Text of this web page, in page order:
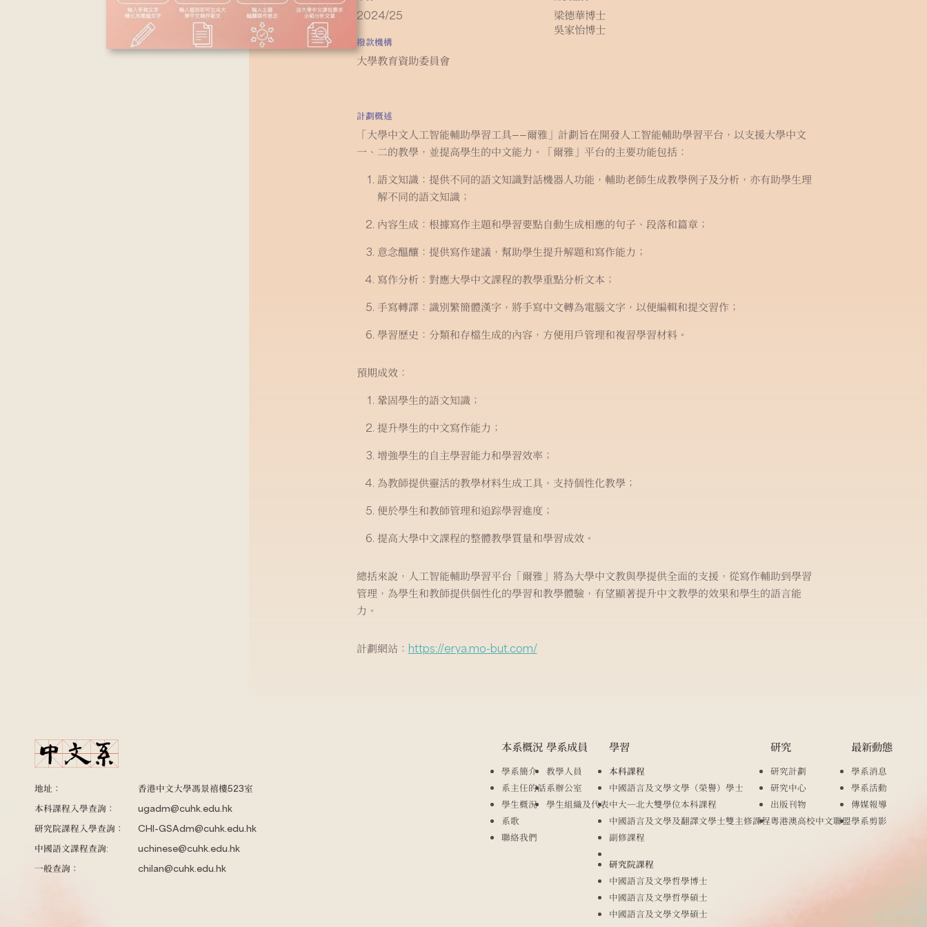
2024/25
梁德華博士
吳家怡博士
撥款機構
大學教育資助委員會
計劃概述
「大學中文人工智能輔助學習工具——爾雅」計劃旨在開發人工智能輔助學習平台，以支援大學中文
一、二的教學，並提高學生的中文能力。「爾雅」平台的主要功能包括：
語文知識：提供不同的語文知識對話機器人功能，輔助老師生成教學例子及分析，亦有助學生理
解不同的語文知識；
內容生成：根據寫作主題和學習要點自動生成相應的句子、段落和篇章；
意念醞釀：提供寫作建議，幫助學生提升解題和寫作能力；
寫作分析：對應大學中文課程的教學重點分析文本；
手寫轉譯：識別繁簡體漢字，將手寫中文轉為電腦文字，以便編輯和提交習作；
學習歷史：分類和存檔生成的內容，方便用戶管理和複習學習材料。
預期成效：
鞏固學生的語文知識；
提升學生的中文寫作能力；
增強學生的自主學習能力和學習效率；
為教師提供靈活的教學材料生成工具，支持個性化教學；
便於學生和教師管理和追踪學習進度；
提高大學中文課程的整體教學質量和學習成效。
總括來說，人工智能輔助學習平台「爾雅」將為大學中文教與學提供全面的支援，從寫作輔助到學習
管理，為學生和教師提供個性化的學習和教學體驗，有望顯著提升中文教學的效果和學生的語言能
力。
計劃網站： https://erya.mo-but.com/
地址：
香港中文大學馮景禧樓523室
本科課程入學查詢：
ugadm@cuhk.edu.hk
研究院課程入學查詢：
CHI-GSAdm@cuhk.edu.hk
中國語文課程查詢:
uchinese@cuhk.edu.hk
一般查詢：
chilan@cuhk.edu.hk
本系概況
學系簡介
系主任的話
學生概況
系歌
聯絡我們
學系成員
教學人員
系辦公室
學生組織及代表
學習
本科課程
中國語言及文學文學（榮譽）學士
中大─北大雙學位本科課程
中國語言及文學及翻譯文學士雙主修課程
副修課程
研究院課程
中國語言及文學哲學博士
中國語言及文學哲學碩士
中國語言及文學文學碩士
研究
研究計劃
研究中心
出版刊物
粵港澳高校中文聯盟
最新動態
學系消息
學系活動
傳媒報導
學系剪影